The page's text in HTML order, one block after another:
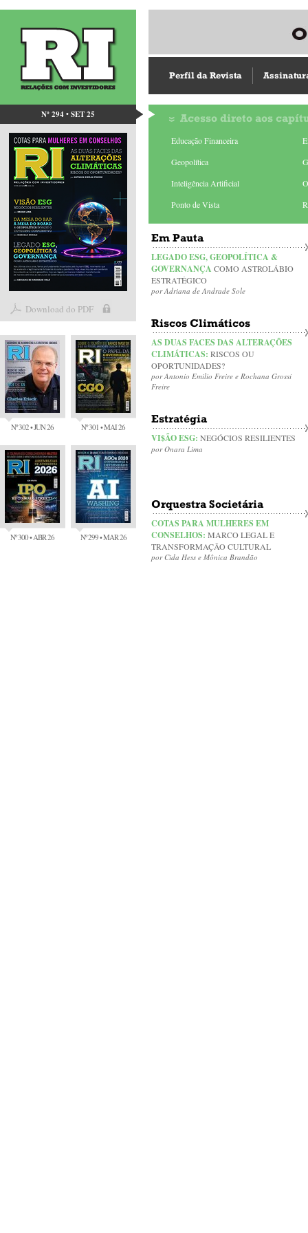
Nº 294 • SET 25
Download do PDF
Nº 302 • JUN 26 Nº 301 • MAI 26
Nº 300 • ABR 26 Nº 299 • MAR 26
Perfil da Revista
Acesso direto aos
Educação Financeira
Geopolítica
Inteligência Artificial
Ponto de Vista
Em Pauta
LEGADO ESG, GEOPOLÍTICA &
GOVERNANÇA COMO ASTROLÁBIO
ESTRATÉGICO
por Adriana de Andrade Sole
Riscos Climáticos
AS DUAS FACES DAS ALTERAÇÕES
CLIMÁTICAS: RISCOS OU
OPORTUNIDADES?
por Antonio Emilio Freire e Rochana Grossi
Freire
Estratégia
VI$ÃO ESG: NEGÓCIOS RESILIENTES
por Onara Lima
Orquestra Societária
COTAS PARA MULHERES EM
CONSELHOS: MARCO LEGAL E
TRANSFORMAÇÃO CULTURAL
por Cida Hess e Mônica Brandão